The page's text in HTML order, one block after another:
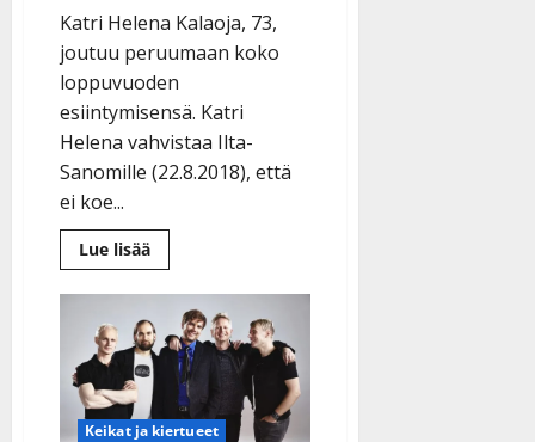
Katri Helena Kalaoja, 73,
joutuu peruumaan koko
loppuvuoden
esiintymisensä. Katri
Helena vahvistaa Ilta-
Sanomille (22.8.2018), että
ei koe...
Lue lisääLue
lisää
Katri
Helena
peruuttaa
juhlakonserttinsa
–
sairausloma
jatkuu
Keikat ja kiertueet